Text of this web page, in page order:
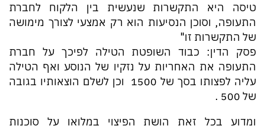
טיסה היא התקשרות שנעשית בין הלקוח לחברת
התעופה, וסוכן הנסיעות הוא רק אמצעי לצורך מימושה
של התקשרות זו"
פסק הדין: כבוד השופטת הטילה לפיכך על חברת
התעופה את האחריות על נזקיו של הנוסע ואף הטילה
עליה לפצותו בסך של 1500 ₪ וכן לשלם הוצאותיו בגובה
של 500 ₪.
ומדוע בכל זאת הושת הפיצוי במלואו על סוכנות